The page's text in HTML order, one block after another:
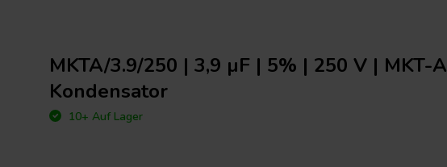
MKTA/3.9/250 | 3,9 µF | 5% | 250 V | MKT-A
Kondensator
10+ Auf Lager